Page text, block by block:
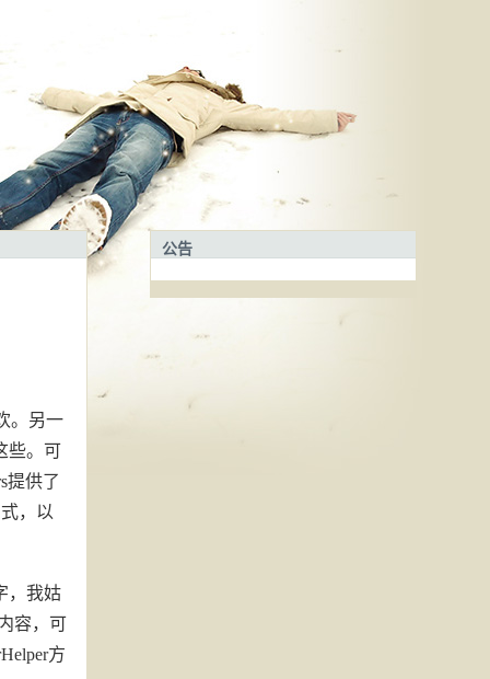
。另一
些。可
提供了
，以
，我姑
容，可
方
公告